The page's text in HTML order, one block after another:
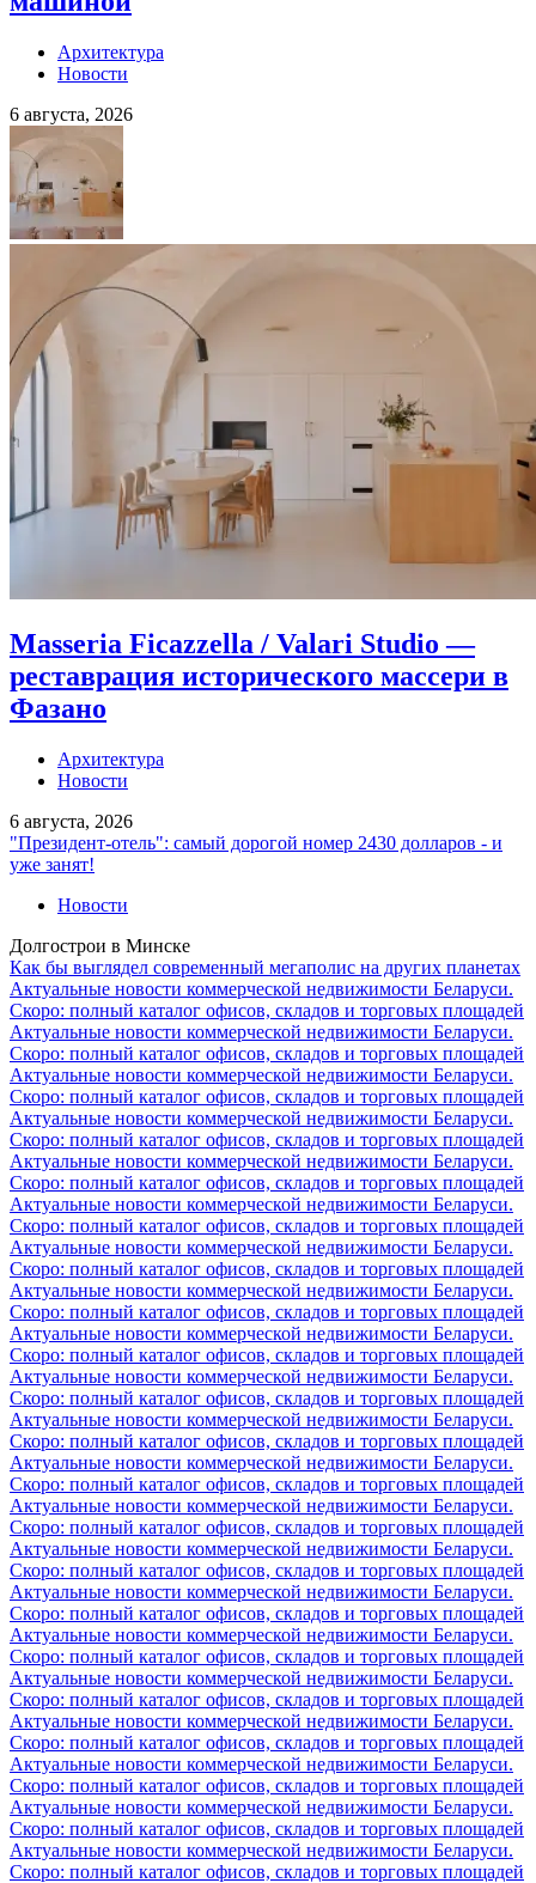
Архитектура
Новости
6 августа, 2026
Masseria Ficazzella / Valari Studio —
реставрация исторического массери в
Фазано
Архитектура
Новости
6 августа, 2026
"Президент-отель": самый дорогой номер 2430 долларов - и
уже занят!
Новости
Долгострои в Минске
Как бы выглядел современный мегаполис на других планетах
Актуальные новости коммерческой недвижимости Беларуси.
Скоро: полный каталог офисов, складов и торговых площадей
Актуальные новости коммерческой недвижимости Беларуси.
Скоро: полный каталог офисов, складов и торговых площадей
Актуальные новости коммерческой недвижимости Беларуси.
Скоро: полный каталог офисов, складов и торговых площадей
Актуальные новости коммерческой недвижимости Беларуси.
Скоро: полный каталог офисов, складов и торговых площадей
Актуальные новости коммерческой недвижимости Беларуси.
Скоро: полный каталог офисов, складов и торговых площадей
Актуальные новости коммерческой недвижимости Беларуси.
Скоро: полный каталог офисов, складов и торговых площадей
Актуальные новости коммерческой недвижимости Беларуси.
Скоро: полный каталог офисов, складов и торговых площадей
Актуальные новости коммерческой недвижимости Беларуси.
Скоро: полный каталог офисов, складов и торговых площадей
Актуальные новости коммерческой недвижимости Беларуси.
Скоро: полный каталог офисов, складов и торговых площадей
Актуальные новости коммерческой недвижимости Беларуси.
Скоро: полный каталог офисов, складов и торговых площадей
Актуальные новости коммерческой недвижимости Беларуси.
Скоро: полный каталог офисов, складов и торговых площадей
Актуальные новости коммерческой недвижимости Беларуси.
Скоро: полный каталог офисов, складов и торговых площадей
Актуальные новости коммерческой недвижимости Беларуси.
Скоро: полный каталог офисов, складов и торговых площадей
Актуальные новости коммерческой недвижимости Беларуси.
Скоро: полный каталог офисов, складов и торговых площадей
Актуальные новости коммерческой недвижимости Беларуси.
Скоро: полный каталог офисов, складов и торговых площадей
Актуальные новости коммерческой недвижимости Беларуси.
Скоро: полный каталог офисов, складов и торговых площадей
Актуальные новости коммерческой недвижимости Беларуси.
Скоро: полный каталог офисов, складов и торговых площадей
Актуальные новости коммерческой недвижимости Беларуси.
Скоро: полный каталог офисов, складов и торговых площадей
Актуальные новости коммерческой недвижимости Беларуси.
Скоро: полный каталог офисов, складов и торговых площадей
Актуальные новости коммерческой недвижимости Беларуси.
Скоро: полный каталог офисов, складов и торговых площадей
Актуальные новости коммерческой недвижимости Беларуси.
Скоро: полный каталог офисов, складов и торговых площадей